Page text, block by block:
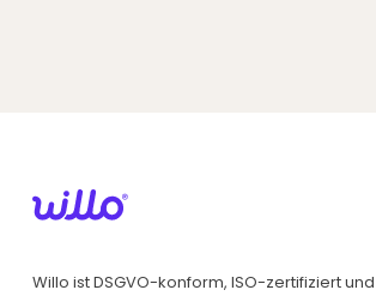
Willo ist DSGVO-konform, ISO-zertifiziert